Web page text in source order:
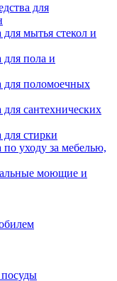
для
мытья стекол и
для пола и
для поломоечных
сантехнических
стирки
уходу за мебелью,
моющие и
посуды